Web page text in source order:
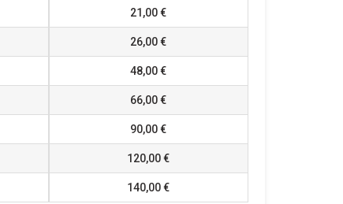
21,00 €
26,00 €
48,00 €
66,00 €
90,00 €
120,00 €
140,00 €